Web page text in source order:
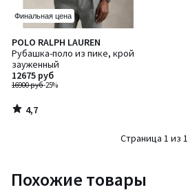
Финальная цена
POLO RALPH LAUREN
Рубашка-поло из пике, крой
зауженный
16900 руб-25%
12675 руб
4,7
/ 5
4,7
/
Страница 1 из 1
Похожие товары